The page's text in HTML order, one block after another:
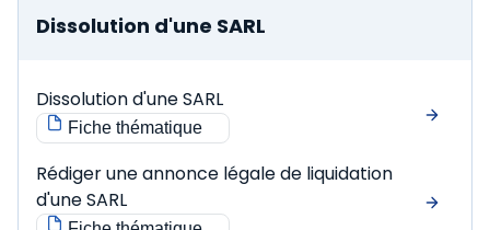
Dissolution d'une SARL
Dissolution d'une SARL
Fiche thématique
Rédiger une annonce légale de liquidation
d'une SARL